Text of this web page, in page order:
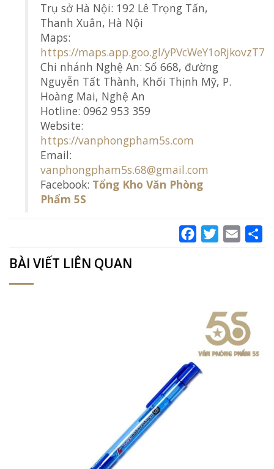
Trụ sở Hà Nội: 192 Lê Trọng Tấn,
Thanh Xuân, Hà Nội
Maps:
https://maps.app.goo.gl/yPVcWeY1oRjkovzT7
Chi nhánh Nghệ An: Số 668, đường
Nguyễn Tất Thành, Khối Thịnh Mỹ, P.
Hoàng Mai, Nghệ An
Hotline: 0962 953 359
Website:
https://vanphongpham5s.com
Email:
vanphongpham5s.68@gmail.com
Facebook: Tổng Kho Văn Phòng
Phẩm 5S
FacebookTwitterEmail
BÀI VIẾT LIÊN QUAN